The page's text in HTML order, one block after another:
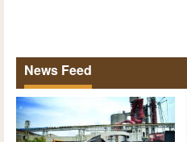
News Feed